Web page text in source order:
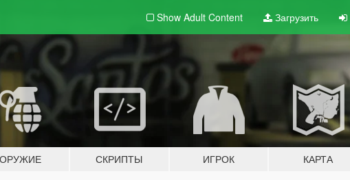
Show Adult Content Загрузить
ОРУЖИЕ СКРИПТЫ ИГРОК КАРТА